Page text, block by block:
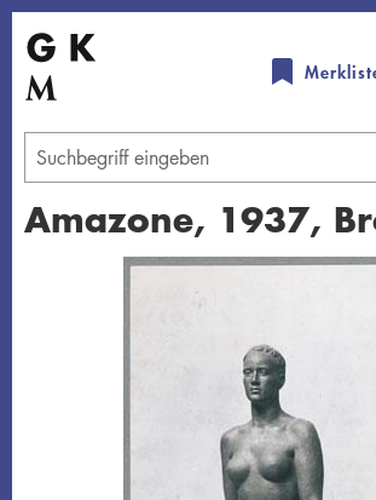
Direkt
zum
Inhalt
Geben
Sie
einen
Suchbegriff
Amazone, 1937,